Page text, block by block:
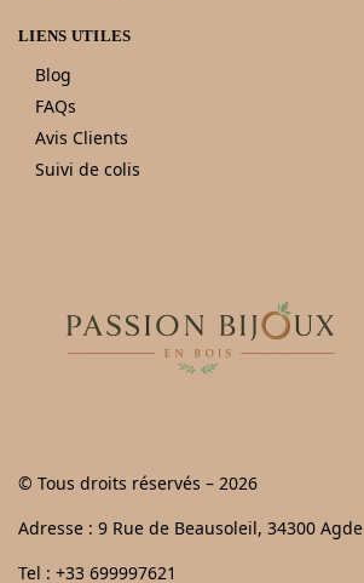
LIENS UTILES
Blog
FAQs
Avis Clients
Suivi de colis
© Tous droits réservés – 2026
Adresse : 9 Rue de Beausoleil, 34300 Agde
Tel : +33 699997621